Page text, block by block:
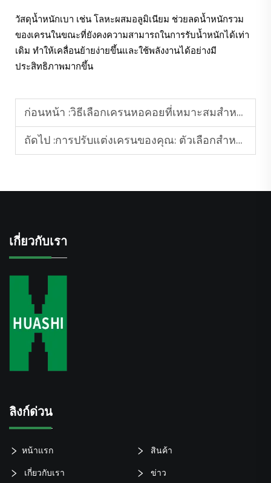
วัสดุน้ำหนักเบา เช่น โลหะผสมอลูมิเนียม ช่วยลดน้ำหนักรวม
ของเครนในขณะที่ยังคงความสามารถในการรับน้ำหนักได้เท่า
เดิม ทำให้เคลื่อนย้ายง่ายขึ้นและใช้พลังงานได้อย่างมี
ประสิทธิภาพมากขึ้น
ก่อนหน้า :วิธีเลือกเครนหอคอยที่เหมาะสมสำหรับโครงการก่อสร้างอาคารสูง
ถัดไป :การปรับแต่งเครนของคุณ: ตัวเลือกสำหรับระบบอัตโนมัติ การควบคุมระยะไกล และอุปกรณ์ยกเฉพาะทาง
เกี่ยวกับเรา
ลิงก์ด่วน
หน้าแรก สินค้า
เกี่ยวกับเรา ข่าว